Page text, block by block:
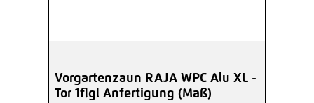
Vorgartenzaun RAJA WPC Alu XL -
Tor 1flgl Anfertigung (Maß)